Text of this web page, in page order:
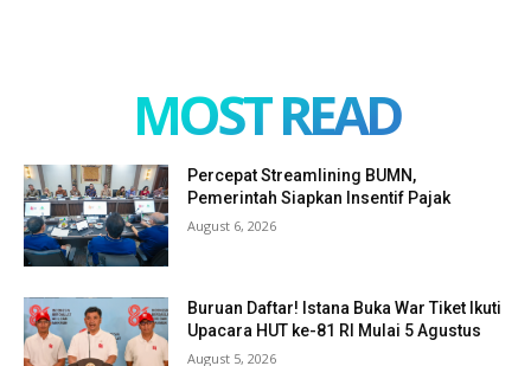
MOST READ
Percepat Streamlining BUMN,
Pemerintah Siapkan Insentif Pajak
August 6, 2026
Buruan Daftar! Istana Buka War Tiket Ikuti
Upacara HUT ke-81 RI Mulai 5 Agustus
August 5, 2026